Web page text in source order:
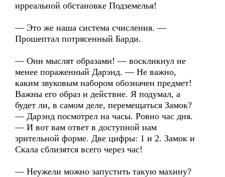
ирреальной обстановке Подземелья!
— Это же наша система счисления. —
Прошептал потрясенный Барди.
— Они мыслят образами! — воскликнул не
менее пораженный Дарэнд. — Не важно,
каким звуковым набором обозначен предмет!
Важны его образ и действие. Я подумал, а
будет ли, в самом деле, перемещаться Замок?
— Дарэнд посмотрел на часы. Ровно час дня.
— И вот вам ответ в доступной нам
зрительной форме. Две цифры: 1 и 2. Замок и
Скала сблизятся всего через час!
— Неужели можно запустить такую махину?